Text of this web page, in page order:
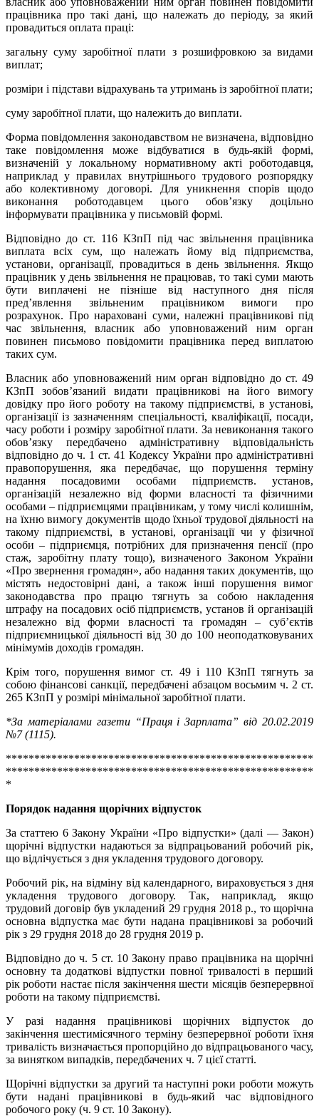
працівника про такі дані, що належать до періоду, за який
провадиться оплата праці:
загальну суму заробітної плати з розшифровкою за видами
виплат;
розміри і підстави відрахувань та утримань із заробітної плати;
суму заробітної плати, що належить до виплати.
Форма повідомлення законодавством не визначена, відповідно
таке повідомлення може відбуватися в будь-якій формі,
визначеній у локальному нормативному акті роботодавця,
наприклад у правилах внутрішнього трудового розпорядку
або колективному договорі. Для уникнення спорів щодо
виконання роботодавцем цього обов’язку доцільно
інформувати працівника у письмовій формі.
Відповідно до ст. 116 КЗпП під час звільнення працівника
виплата всіх сум, що належать йому від підприємства,
установи, організації, провадиться в день звільнення. Якщо
працівник у день звільнення не працював, то такі суми мають
бути виплачені не пізніше від наступного дня після
пред’явлення звільненим працівником вимоги про
розрахунок. Про нараховані суми, належні працівникові під
час звільнення, власник або уповноважений ним орган
повинен письмово повідомити працівника перед виплатою
таких сум.
Власник або уповноважений ним орган відповідно до ст. 49
КЗпП зобов’язаний видати працівникові на його вимогу
довідку про його роботу на такому підприємстві, в установі,
організації із зазначенням спеціальності, кваліфікації, посади,
часу роботи і розміру заробітної плати. За невиконання такого
обов’язку передбачено адміністративну відповідальність
відповідно до ч. 1 ст. 41 Кодексу України про адміністративні
правопорушення, яка передбачає, що порушення терміну
надання посадовими особами підприємств. установ,
організацій незалежно від форми власності та фізичними
особами – підприємцями працівникам, у тому числі колишнім,
на їхню вимогу документів щодо їхньої трудової діяльності на
такому підприємстві, в установі, організації чи у фізичної
особи – підприємця, потрібних для призначення пенсії (про
стаж, заробітну плату тощо), визначеного Законом України
«Про звернення громадян», або надання таких документів, що
містять недостовірні дані, а також інші порушення вимог
законодавства про працю тягнуть за собою накладення
штрафу на посадових осіб підприємств, установ й організацій
незалежно від форми власності та громадян – суб’єктів
підприємницької діяльності від 30 до 100 неоподатковуваних
мінімумів доходів громадян.
Крім того, порушення вимог ст. 49 і 110 КЗпП тягнуть за
собою фінансові санкції, передбачені абзацом восьмим ч. 2 ст.
265 КЗпП у розмірі мінімальної заробітної плати.
*За матеріалами газети “Праця і Зарплата” від 20.02.2019
№7 (1115).
******************************************************
******************************************************
*
Порядок надання щорічних відпусток
За статтею 6 Закону України «Про відпустки» (далі — Закон)
щорічні відпустки надаються за відпрацьований робочий рік,
що відлічується з дня укладення трудового договору.
Робочий рік, на відміну від календарного, вираховується з дня
укладення трудового договору. Так, наприклад, якщо
трудовий договір був укладений 29 грудня 2018 р., то щорічна
основна відпустка має бути надана працівникові за робочий
рік з 29 грудня 2018 до 28 грудня 2019 р.
Відповідно до ч. 5 ст. 10 Закону право працівника на щорічні
основну та додаткові відпустки повної тривалості в перший
рік роботи настає після закінчення шести місяців безперервної
роботи на такому підприємстві.
У разі надання працівникові щорічних відпусток до
закінчення шестимісячного терміну безперервної роботи їхня
тривалість визначається пропорційно до відпрацьованого часу,
за винятком випадків, передбачених ч. 7 цієї статті.
Щорічні відпустки за другий та наступні роки роботи можуть
бути надані працівникові в будь-який час відповідного
робочого року (ч. 9 ст. 10 Закону).